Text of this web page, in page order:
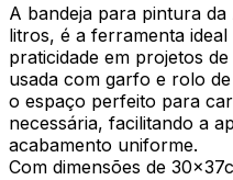
A bandeja para pintura
litros, é a ferramenta
praticidade em projetos
usada com garfo e rolo
o espaço perfeito para
necessária, facilitando a
acabamento uniforme.
Com dimensões de